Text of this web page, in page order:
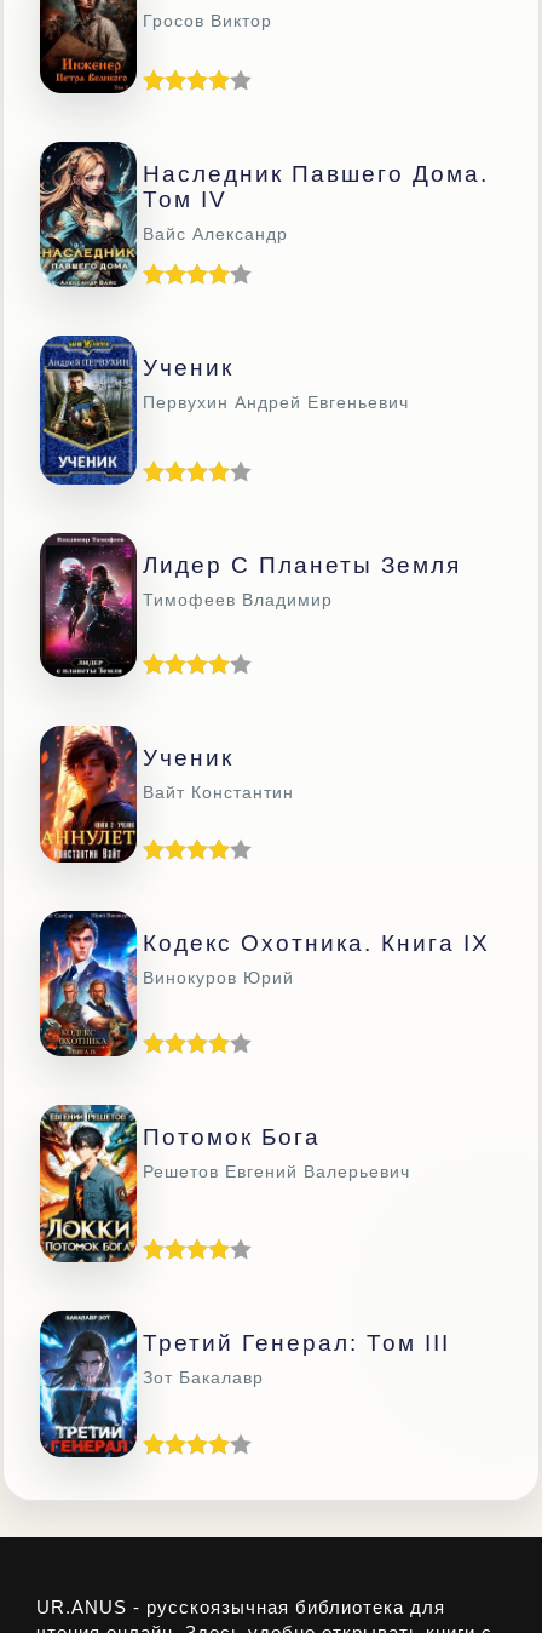
Гросов Виктор
Наследник Павшего Дома.
Том IV
Вайс Александр
Ученик
Первухин Андрей Евгеньевич
Лидер С Планеты Земля
Тимофеев Владимир
Ученик
Вайт Константин
Кодекс Охотника. Книга IX
Винокуров Юрий
Потомок Бога
Решетов Евгений Валерьевич
Третий Генерал: Том III
Зот Бакалавр
UR.ANUS - русскоязычная библиотека для